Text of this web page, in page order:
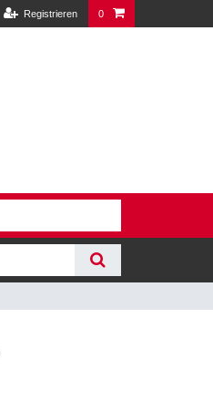
Registrieren 0